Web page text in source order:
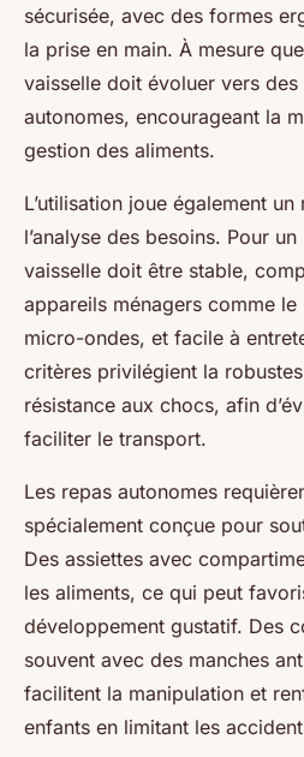
sécurisée, avec des formes
la prise en main. À mesure
vaisselle doit évoluer vers
autonomes, encourageant la
gestion des aliments.
L’utilisation joue également
l’analyse des besoins. Pour
vaisselle doit être stable,
appareils ménagers comme
micro-ondes, et facile à
critères privilégient la
résistance aux chocs, afin
faciliter le transport.
Les repas autonomes
spécialement conçue pour
Des assiettes avec
les aliments, ce qui peut
développement gustatif. Des
souvent avec des manches
facilitent la manipulation et
enfants en limitant les